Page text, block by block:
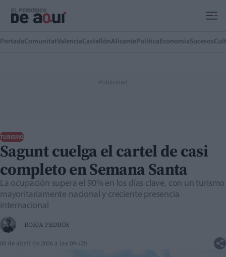
PortadaComunitatValenciaCastellónAlicante Política EconomíaSucesos
TURISMO
Sagunt cuelga el cartel de casi
completo en Semana Santa
La ocupación supera el 90% en los días clave, con un turismo
mayoritariamente nacional y creciente presencia
internacional
BORJA PEDRÓS
08 de abril de 2026 a las 09:42h